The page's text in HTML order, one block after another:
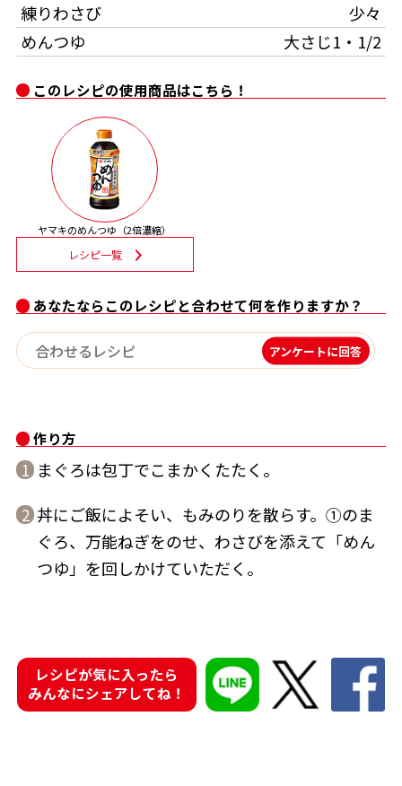
サッと鍋® 楽チン鍋®
楽チン屋® ストレートつゆ
新鮮一番 『氷熟®』
『踊り節』
鰹節屋の
めんつゆレシピ
割烹白だしレシピ
レシピ特設サイト
割烹白だしレシピ特集
だし巻き卵特集
かつおだしが決め手！簡単茶碗蒸し
このレシピの使用商品はこちら！
ヤマキのめんつゆ（2倍濃縮）
レシピ一覧
あなたならこのレシピと合わせて何を作りますか？
アンケートに回答
作り方
1 まぐろは包丁でこまかくたたく。
2 丼にご飯によそい、もみのりを散らす。①のま
ぐろ、万能ねぎをのせ、わさびを添えて「めん
つゆ」を回しかけていただく。
練りわさび
少々
めんつゆ
大さじ1・1/2
レシピが気に入ったら
みんなにシェアしてね！